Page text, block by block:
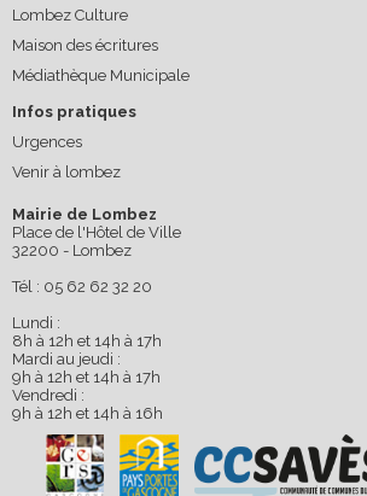
Lombez Culture
Maison des écritures
Médiathèque Municipale
Infos pratiques
Urgences
Venir à lombez
Mairie de Lombez
Place de l'Hôtel de Ville
32200 - Lombez
Tél : 05 62 62 32 20
Lundi :
8h à 12h et 14h à 17h
Mardi au jeudi :
9h à 12h et 14h à 17h
Vendredi :
9h à 12h et 14h à 16h